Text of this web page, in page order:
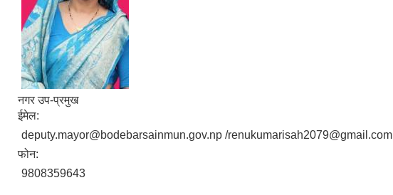
नगर उप-प्रमुख
ईमेल:
deputy.mayor@bodebarsainmun.gov.np /renukumarisah2079@gmail.com
फोन:
9808359643